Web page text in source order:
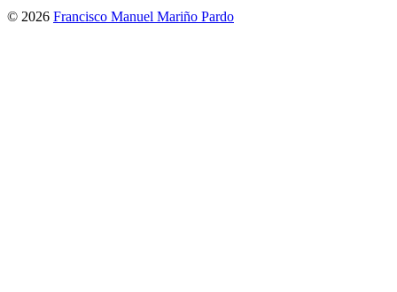
© 2026 Francisco Manuel Mariño Pardo